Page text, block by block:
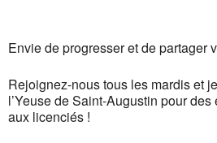
Envie de progresser et de partager
Rejoignez-nous tous les mardis et
l’Yeuse de Saint-Augustin pour
aux licenciés !